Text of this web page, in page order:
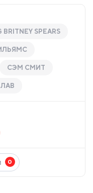
BRITNEY SPEARS
СЭМ СМИТ
0